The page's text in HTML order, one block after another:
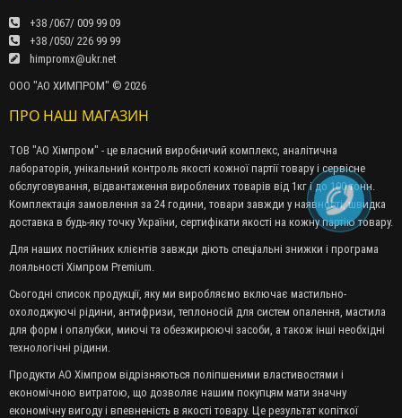
+38 /067/ 009 99 09
+38 /050/ 226 99 99
himpromx@ukr.net
ООО "АО ХИМПРОМ" © 2026
ПРО НАШ МАГАЗИН
ТОВ "АО Хімпром" - це власний виробничий комплекс, аналітична
лабораторія, унікальний контроль якості кожної партії товару і сервісне
обслуговування, відвантаження вироблених товарів від 1кг і до 100 тонн.
Комплектація замовлення за 24 години, товари завжди у наявності, швидка
доставка в будь-яку точку України, сертифікати якості на кожну партію товару.
Для наших постійних клієнтів завжди діють спеціальні знижки і програма
лояльності Хімпром Premium.
Сьогодні список продукції, яку ми виробляємо включає мастильно-
охолоджуючі рідини, антифризи, теплоносій для систем опалення, мастила
для форм і опалубки, миючі та обезжирюючі засоби, а також інші необхідні
технологічні рідини.
Продукти АО Хімпром відрізняються поліпшеними властивостями і
економічною витратою, що дозволяє нашим покупцям мати значну
економічну вигоду і впевненість в якості товару. Це результат копіткої